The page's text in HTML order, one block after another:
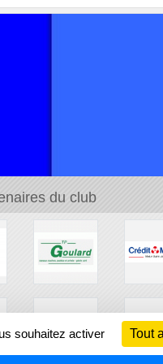
du club
souhaitez activer Tout